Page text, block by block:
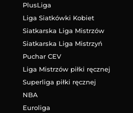
PlusLiga
Liga Siatkówki Kobiet
Siatkarska Liga Mistrzów
Siatkarska Liga Mistrzyń
Puchar CEV
Liga Mistrzów piłki ręcznej
Superliga piłki ręcznej
NBA
Euroliga